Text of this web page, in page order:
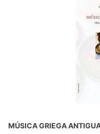
MÚSICA GRIEGA